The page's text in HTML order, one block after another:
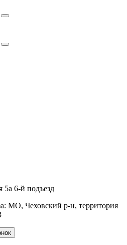
5а 6-й подъезд
МО, Чеховский р-н, территория